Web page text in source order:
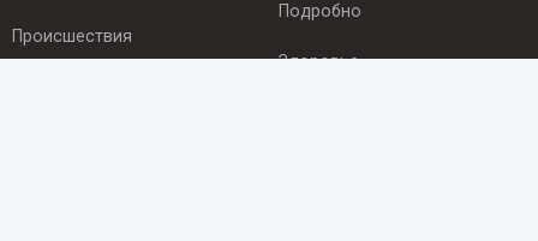
Происшествия
Подробно
Здоровье